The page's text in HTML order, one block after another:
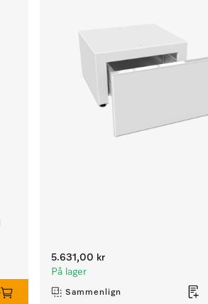
5.631,00 kr
På lager
Sammenlign